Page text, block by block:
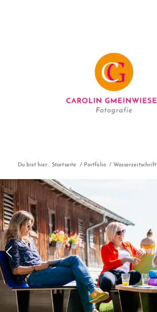
Du bist hier: Startseite / Portfolio / Wasserzeitschrift